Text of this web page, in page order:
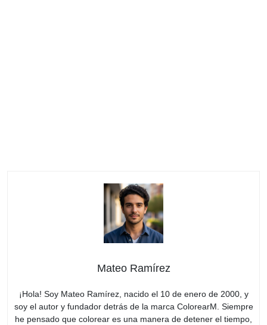
Mateo Ramírez
¡Hola! Soy Mateo Ramírez, nacido el 10 de enero de 2000, y
soy el autor y fundador detrás de la marca ColorearM. Siempre
he pensado que colorear es una manera de detener el tiempo,